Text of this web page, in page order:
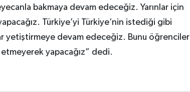
bakmaya devam edeceğiz. Yarınlar için
Türkiye’yi Türkiye’nin istediği gibi
yetiştirmeye devam edeceğiz. Bunu öğrenciler
yapacağız” dedi.